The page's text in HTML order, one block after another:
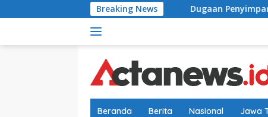
ke
Breaking News
Dugaan Penyimpangan Proses
Beranda Berita Nasional Jawa